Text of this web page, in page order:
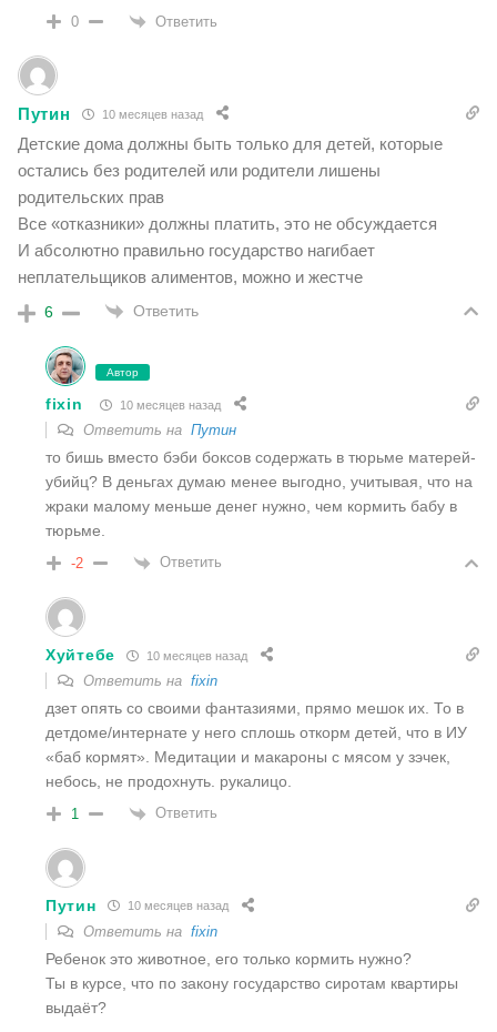
0 Ответить
Путин 10 месяцев назад
Детские дома должны быть только для детей, которые
остались без родителей или родители лишены
родительских прав
Все «отказники» должны платить, это не обсуждается
И абсолютно правильно государство нагибает
неплательщиков алиментов, можно и жестче
6 Ответить
Автор
fixin 10 месяцев назад
Ответить на Путин
то бишь вместо бэби боксов содержать в тюрьме матерей-
убийц? В деньгах думаю менее выгодно, учитывая, что на
жраки малому меньше денег нужно, чем кормить бабу в
тюрьме.
-2 Ответить
Хуйтебе 10 месяцев назад
Ответить на fixin
дзет опять со своими фантазиями, прямо мешок их. То в
детдоме/интернате у него сплошь откорм детей, что в ИУ
«баб кормят». Медитации и макароны с мясом у зэчек,
небось, не продохнуть. рукалицо.
1 Ответить
Путин 10 месяцев назад
Ответить на fixin
Ребенок это животное, его только кормить нужно?
Ты в курсе, что по закону государство сиротам квартиры
выдаёт?